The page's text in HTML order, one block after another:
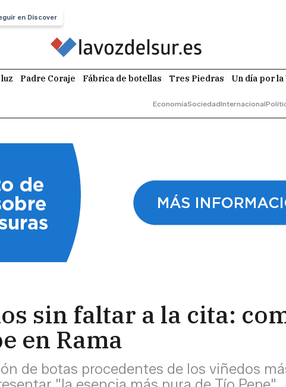
en Discover
Padre Coraje Fábrica de botellas Tres Piedras Un día por la
EconomíaSociedadInternacional
sin faltar a la cita:
en Rama
de botas procedentes de los viñedos